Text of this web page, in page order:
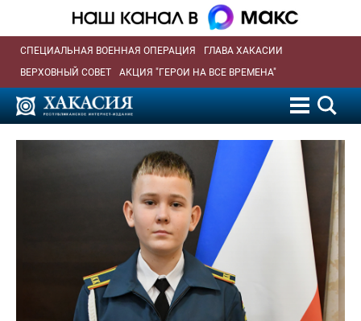
СПЕЦИАЛЬНАЯ ВОЕННАЯ ОПЕРАЦИЯ
ГЛАВА ХАКАСИИ
ВЕРХОВНЫЙ СОВЕТ
АКЦИЯ "ГЕРОИ НА ВСЕ ВРЕМЕНА"